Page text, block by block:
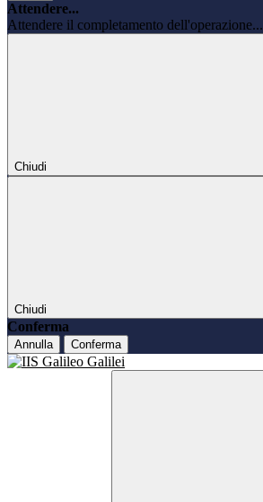
Attendere...
Attendere il completamento dell'operazione...
Chiudi
Chiudi
Conferma
Annulla Conferma